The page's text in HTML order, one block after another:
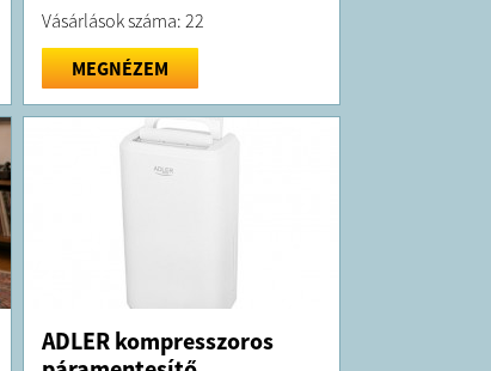
Vásárlások száma: 22
MEGNÉZEM
ADLER kompresszoros